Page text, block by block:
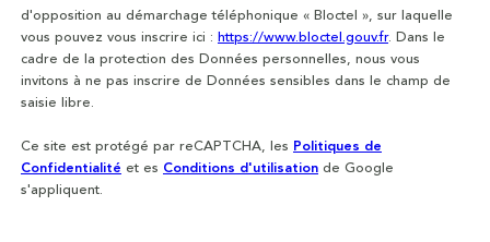
d'opposition au démarchage téléphonique « Bloctel », sur laquelle
vous pouvez vous inscrire ici : https://www.bloctel.gouv.fr. Dans le
cadre de la protection des Données personnelles, nous vous
invitons à ne pas inscrire de Données sensibles dans le champ de
saisie libre.
Ce site est protégé par reCAPTCHA, les Politiques de
Confidentialité et es Conditions d'utilisation de Google
s'appliquent.